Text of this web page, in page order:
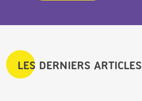
LES DERNIERS ARTICLES